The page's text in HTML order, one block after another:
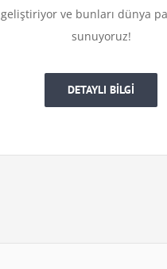
geliştiriyor ve bunları dünya
sunuyoruz!
DETAYLI BİLGİ